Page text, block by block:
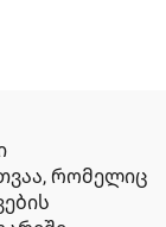
რომელიც